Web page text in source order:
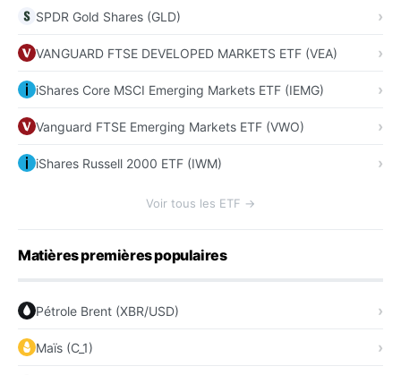
SPDR Gold Shares (GLD)
VANGUARD FTSE DEVELOPED MARKETS ETF (VEA)
iShares Core MSCI Emerging Markets ETF (IEMG)
Vanguard FTSE Emerging Markets ETF (VWO)
iShares Russell 2000 ETF (IWM)
Voir tous les ETF →
Matières premières populaires
Pétrole Brent (XBR/USD)
Maïs (C_1)